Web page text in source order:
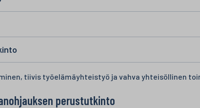
tiivis työelämäyhteistyö ja vahva yhteisöllinen
perustutkinto